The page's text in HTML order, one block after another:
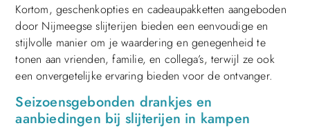
Kortom, geschenkopties en cadeaupakketten aangeboden
door Nijmeegse slijterijen bieden een eenvoudige en
stijlvolle manier om je waardering en genegenheid te
tonen aan vrienden, familie, en collega’s, terwijl ze ook
een onvergetelijke ervaring bieden voor de ontvanger.
Seizoensgebonden drankjes en
aanbiedingen bij slijterijen in kampen